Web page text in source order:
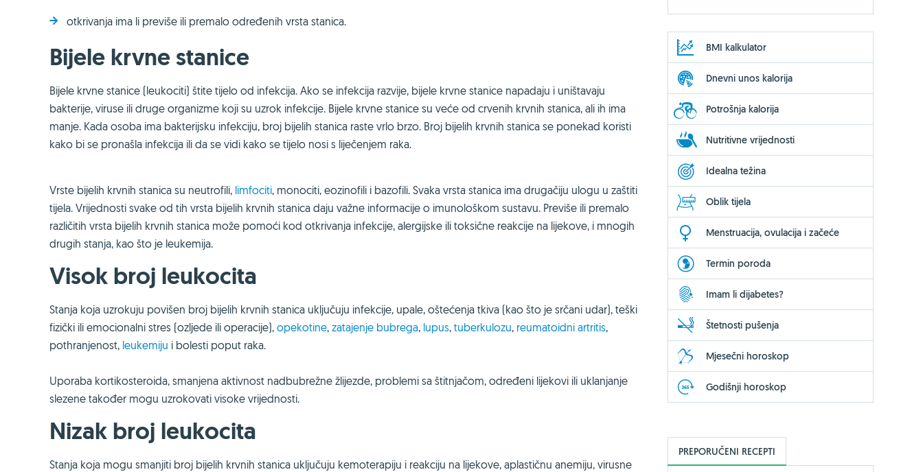
otkrivanja ima li previše ili premalo određenih vrsta stanica.
Bijele krvne stanice
Bijele krvne stanice (leukociti) štite tijelo od infekcija. Ako se infekcija razvije, bijele krvne stanice napadaju i uništavaju
bakterije, viruse ili druge organizme koji su uzrok infekcije. Bijele krvne stanice su veće od crvenih krvnih stanica, ali ih ima
manje. Kada osoba ima bakterijsku infekciju, broj bijelih stanica raste vrlo brzo. Broj bijelih krvnih stanica se ponekad koristi
kako bi se pronašla infekcija ili da se vidi kako se tijelo nosi s liječenjem raka.
Vrste bijelih krvnih stanica su neutrofili, limfociti, monociti, eozinofili i bazofili. Svaka vrsta stanica ima drugačiju ulogu u zaštiti
tijela. Vrijednosti svake od tih vrsta bijelih krvnih stanica daju važne informacije o imunološkom sustavu. Previše ili premalo
različitih vrsta bijelih krvnih stanica može pomoći kod otkrivanja infekcije, alergijske ili toksične reakcije na lijekove, i mnogih
drugih stanja, kao što je leukemija.
Visok broj leukocita
Stanja koja uzrokuju povišen broj bijelih krvnih stanica uključuju infekcije, upale, oštećenja tkiva (kao što je srčani udar), teški
fizički ili emocionalni stres (ozljede ili operacije), opekotine, zatajenje bubrega, lupus, tuberkulozu, reumatoidni artritis,
pothranjenost, leukemiju i bolesti poput raka.
Uporaba kortikosteroida, smanjena aktivnost nadbubrežne žlijezde, problemi sa štitnjačom, određeni lijekovi ili uklanjanje
slezene također mogu uzrokovati visoke vrijednosti.
Nizak broj leukocita
Stanja koja mogu smanjiti broj bijelih krvnih stanica uključuju kemoterapiju i reakciju na lijekove, aplastičnu anemiju, virusne
BMI kalkulator
Dnevni unos kalorija
Potrošnja kalorija
Nutritivne vrijednosti
Idealna težina
Oblik tijela
Menstruacija, ovulacija i začeće
Termin poroda
Imam li dijabetes?
Štetnosti pušenja
Mjesečni horoskop
Godišnji horoskop
PREPORUČENI RECEPTI